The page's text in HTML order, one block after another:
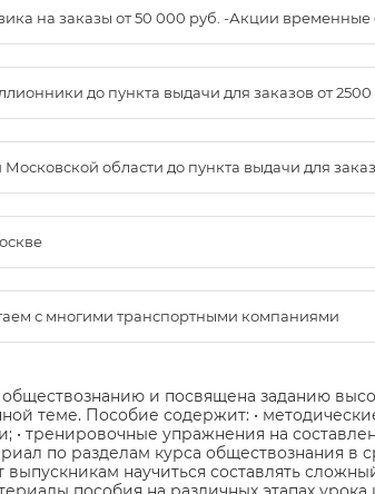
на заказы от 50 000 руб. -Акции
до пункта выдачи для заказов от 2500
области до пункта выдачи для
с многими транспортными компаниями
и посвящена заданию
теме. Пособие содержит: •
• тренировочные упражнения на
по разделам курса обществознания в
научиться составлять